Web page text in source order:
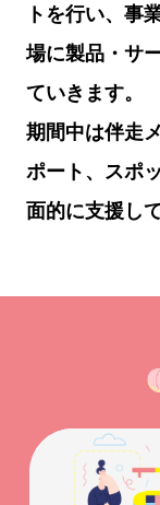
トを行い、事
場に製品・サ
ていきます。
期間中は伴走
ポート、スポ
面的に支援し